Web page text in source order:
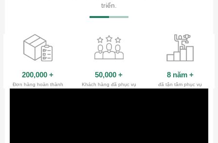
triển.
200,000 +
Đơn hàng hoàn thành
50,000 +
Khách hàng đã phục vụ
8 năm +
đã tận tâm phục vụ